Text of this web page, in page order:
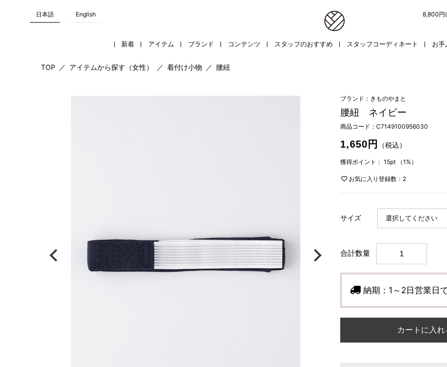
日本語 English 8,800円
新着 アイテム ブランド コンテンツ スタッフのおすすめ スタッフコーディネート お手
TOP ／ アイテムから探す（女性） ／ 着付け小物 ／ 腰紐
ブランド：きものやまと
腰紐 ネイビー
商品コード： C7149100956030
1,650円 （税込）
獲得ポイント： 15pt （1%）
お気に入り登録数：2
サイズ
合計数量
納期： 1～2日営業日
カートに入れ